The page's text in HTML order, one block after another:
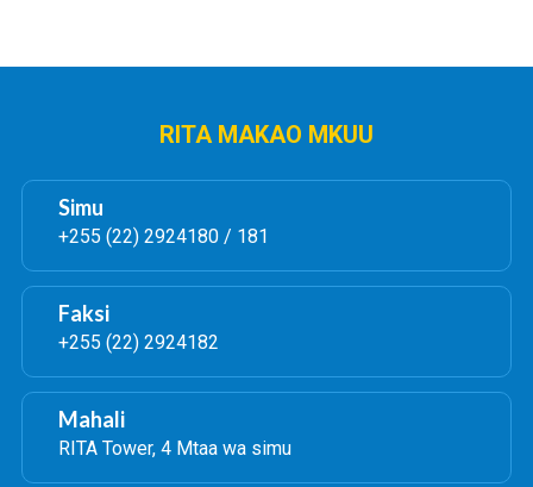
RITA MAKAO MKUU
Simu
+255 (22) 2924180 / 181
Faksi
+255 (22) 2924182
Mahali
RITA Tower, 4 Mtaa wa simu